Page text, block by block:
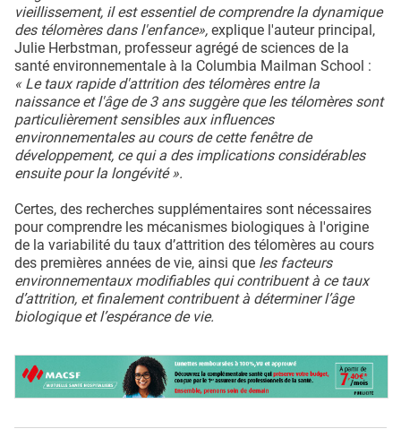
vieillissement, il est essentiel de comprendre la dynamique
des télomères dans l'enfance», explique l'auteur principal,
Julie Herbstman, professeur agrégé de sciences de la
santé environnementale à la Columbia Mailman School :
« Le taux rapide d'attrition des télomères entre la
naissance et l'âge de 3 ans suggère que les télomères sont
particulièrement sensibles aux influences
environnementales au cours de cette fenêtre de
développement, ce qui a des implications considérables
ensuite pour la longévité ».
Certes, des recherches supplémentaires sont nécessaires
pour comprendre les mécanismes biologiques à l'origine
de la variabilité du taux d’attrition des télomères au cours
des premières années de vie, ainsi que les facteurs
environnementaux modifiables qui contribuent à ce taux
d’attrition, et finalement contribuent à déterminer l’âge
biologique et l’espérance de vie.